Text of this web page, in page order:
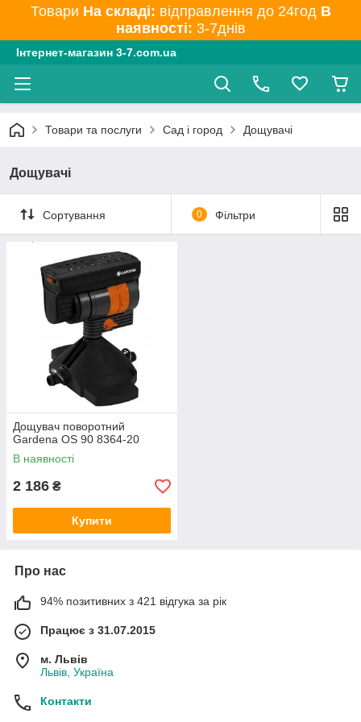
Товари На складі: відправлення до 24год В
наявності: 3-7днів
Інтернет-магазин 3-7.com.ua
Товари та послуги Сад і город Дощувачі
Дощувачі
Сортування 0 Фільтри
Дощувач поворотний
Gardena OS 90 8364-20
В наявності
2 186 ₴
Купити
Про нас
94% позитивних з 421 відгука за рік
Працює з 31.07.2015
м. Львів
Львів, Україна
Контакти